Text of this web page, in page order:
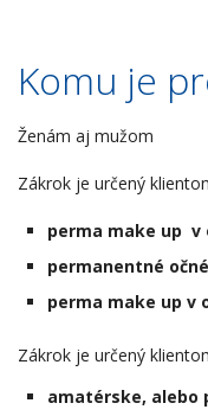
Komu je
Ženám aj mužom
Zákrok je určený
perma make up v
permanentné
perma make up v
Zákrok je určený
amatérske, alebo